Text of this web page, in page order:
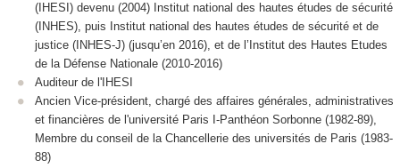
(IHESI) devenu (2004) Institut national des hautes études de sécurité
(INHES), puis Institut national des hautes études de sécurité et de
justice (INHES-J) (jusqu’en 2016), et de l’Institut des Hautes Etudes
de la Défense Nationale (2010-2016)
Auditeur de l'IHESI
Ancien Vice-président, chargé des affaires générales, administratives
et financières de l'université Paris I-Panthéon Sorbonne (1982-89),
Membre du conseil de la Chancellerie des universités de Paris (1983-
88)